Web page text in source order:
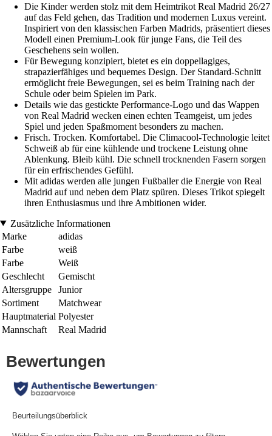
Die Kinder werden stolz mit dem Heimtrikot Real Madrid 26/27
auf das Feld gehen, das Tradition und modernen Luxus vereint.
Inspiriert von den klassischen Farben Madrids, präsentiert dieses
Modell einen Premium-Look für junge Fans, die Teil des
Geschehens sein wollen.
Für Bewegung konzipiert, bietet es ein doppellagiges,
strapazierfähiges und bequemes Design. Der Standard-Schnitt
ermöglicht freie Bewegungen, sei es beim Training nach der
Schule oder beim Spielen im Park.
Details wie das gestickte Performance-Logo und das Wappen
von Real Madrid wecken einen echten Teamgeist, um jedes
Spiel und jeden Spaßmoment besonders zu machen.
Frisch. Trocken. Komfortabel. Die Climacool-Technologie leitet
Schweiß ab für eine kühlende und trockene Leistung ohne
Ablenkung. Bleib kühl. Die schnell trocknenden Fasern sorgen
für ein erfrischendes Gefühl.
Mit adidas werden alle jungen Fußballer die Energie von Real
Madrid auf und neben dem Platz spüren. Dieses Trikot spiegelt
ihren Enthusiasmus und ihre Ambitionen wider.
Zusätzliche Informationen
Marke
adidas
Farbe
weiß
Farbe
Weiß
Geschlecht
Gemischt
Altersgruppe
Junior
Sortiment
Matchwear
Hauptmaterial Polyester
Mannschaft
Real Madrid